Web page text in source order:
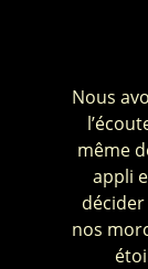
Nous
même
appli
nos